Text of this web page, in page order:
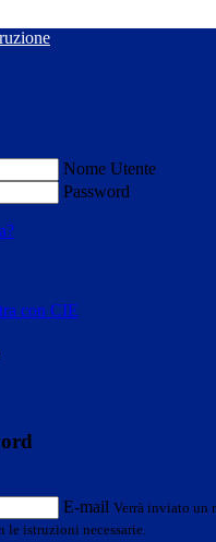
Nome Utente
Password
con CIE
E-mail Verrà inviato un
istruzioni necessarie.